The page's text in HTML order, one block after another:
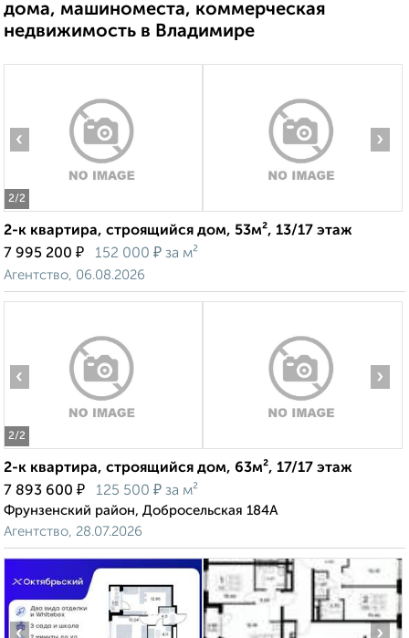
дома, машиноместа, коммерческая
недвижимость в Владимире
2/2
‹ ›
2-к квартира, строящийся дом, 53м², 13/17 этаж
7 995 200 ₽ 152 000 ₽ за м²
Агентство, 06.08.2026
2/2
‹ ›
2-к квартира, строящийся дом, 63м², 17/17 этаж
7 893 600 ₽ 125 500 ₽ за м²
Фрунзенский район, Добросельская 184А
Агентство, 28.07.2026
‹ ›